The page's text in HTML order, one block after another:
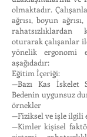
olmaktadır.
ağrısı, boyun
oturarak çalışanlar
yönelik ergonomi
aşağıdadır:
Eğitim İçeriği:
—Bazı Kas İskelet
Bedenin uygunsuz
örnekler
—Fiziksel ve işle ilgili
—Kimler kişisel